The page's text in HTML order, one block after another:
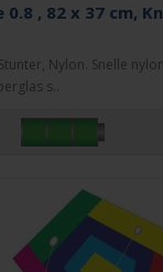
, 82 x 37 cm,
Nylon. Snelle
s..